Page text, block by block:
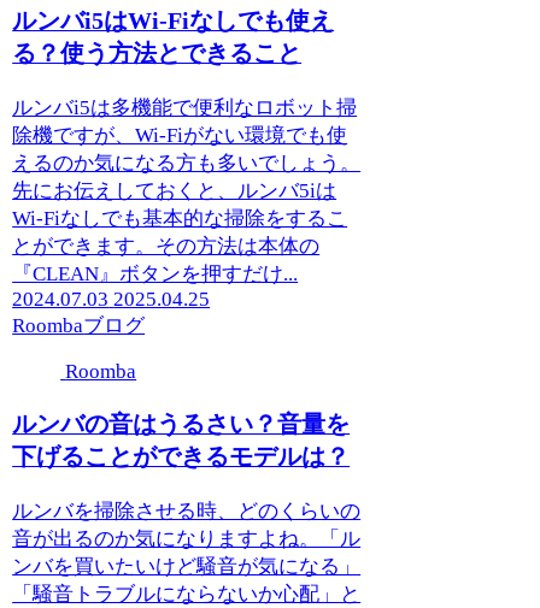
ルンバi5はWi-Fiなしでも使え
る？使う方法とできること
ルンバi5は多機能で便利なロボット掃
除機ですが、Wi-Fiがない環境でも使
えるのか気になる方も多いでしょう。
先にお伝えしておくと、ルンバ5iは
Wi-Fiなしでも基本的な掃除をするこ
とができます。その方法は本体の
『CLEAN』ボタンを押すだけ...
2024.07.03 2025.04.25
Roombaブログ
Roomba
ルンバの音はうるさい？音量を
下げることができるモデルは？
ルンバを掃除させる時、どのくらいの
音が出るのか気になりますよね。「ル
ンバを買いたいけど騒音が気になる」
「騒音トラブルにならないか心配」と